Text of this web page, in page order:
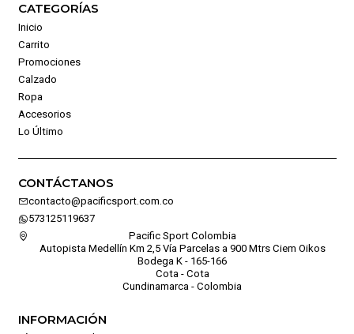
CATEGORÍAS
Inicio
Carrito
Promociones
Calzado
Ropa
Accesorios
Lo Último
CONTÁCTANOS
contacto@pacificsport.com.co
573125119637
Pacific Sport Colombia
Autopista Medellín Km 2,5 Vía Parcelas a 900 Mtrs Ciem Oikos
Bodega K - 165-166
Cota - Cota
Cundinamarca - Colombia
INFORMACIÓN